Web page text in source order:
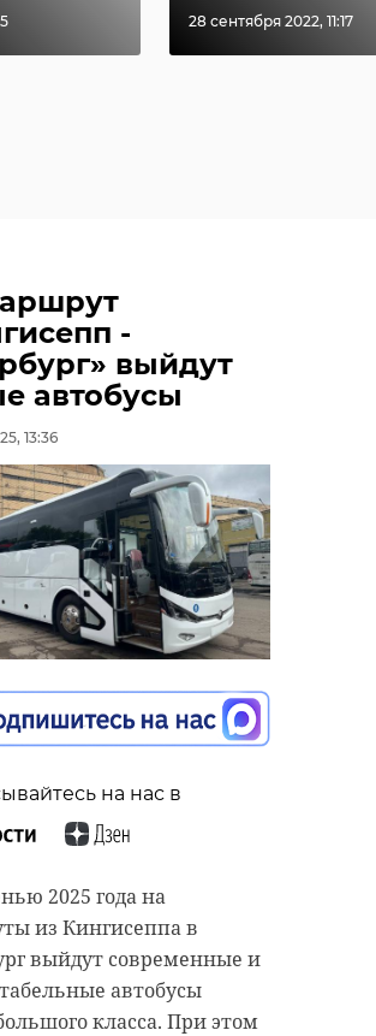
28 сентября 2022, 11:17
-
выйдут
автобусы
13:36
на нас в
2025 года на
из Кингисеппа в
выйдут современные и
автобусы
класса. При этом